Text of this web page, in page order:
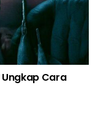
Cara